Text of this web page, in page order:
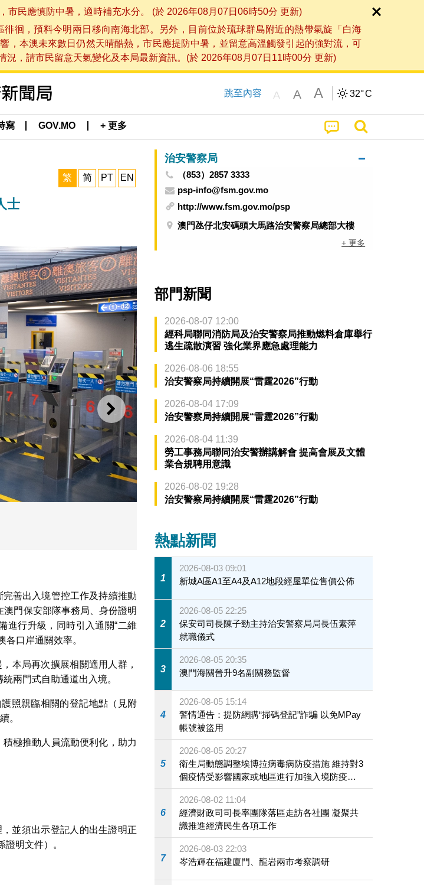
民應慎防中暑，適時補充水分。 (於 2026年08月07日06時50分 更新)
徊，預料今明兩日移向南海北部。另外，目前位於琉球群島附近的熱帶氣旋「白海
，本澳未來數日仍然天晴酷熱，市民應提防中暑，並留意高溫觸發引起的強對流，可
，請市民留意天氣變化及本局最新資訊。(於 2026年08月07日11時00分 更新)
跳至內容 A A A 32°C
寫 GOV.MO + 更多
繁 简 PT EN
士
下一則
善出入境管控工作及持續推動
門保安部隊事務局、身份證明
進行升級，同時引入通關“二維
口岸通關效率。
本局再次擴展相關適用人群，
兩門式自助通道出入境。
照親臨相關的登記地點（見附
。
極推動人員流動便利化，助力
並須出示登記人的出生證明正
明文件）。
治安警察局
（853）2857 3333
psp-info@fsm.gov.mo
http://www.fsm.gov.mo/psp
澳門氹仔北安碼頭大馬路治安警察局總部大樓
+ 更多
部門新聞
2026-08-07 12:00
經科局聯同消防局及治安警察局推動燃料倉庫舉行
逃生疏散演習 強化業界應急處理能力
2026-08-06 18:55
治安警察局持續開展“雷霆2026”行動
2026-08-04 17:09
治安警察局持續開展“雷霆2026”行動
2026-08-04 11:39
勞工事務局聯同治安警辦講解會 提高會展及文體
業合規聘用意識
2026-08-02 19:28
治安警察局持續開展“雷霆2026”行動
熱點新聞
1
2026-08-03 09:01
新城A區A1至A4及A12地段經屋單位售價公佈
2
2026-08-05 22:25
保安司司長陳子勁主持治安警察局局長伍素萍
就職儀式
3
2026-08-05 20:35
澳門海關晉升9名副關務監督
4
2026-08-05 15:14
警情通告：提防網購“掃碼登記”詐騙 以免MPay
帳號被盜用
5
2026-08-05 20:27
衛生局動態調整埃博拉病毒病防疫措施 維持對3
個疫情受影響國家或地區進行加強入境防疫措
施
6
2026-08-02 11:04
經濟財政司司長率團隊落區走訪各社團 凝聚共
識推進經濟民生各項工作
7
2026-08-03 22:03
岑浩輝在福建廈門、龍岩兩市考察調研